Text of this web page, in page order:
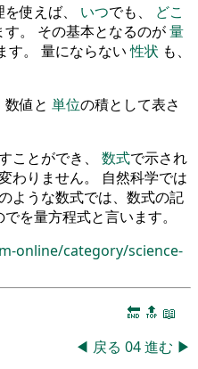
使えば、 いつでも、 どこ
。 その基本となるのが量
す。 量にならない性状 も、
値と 単位の積として表さ
ことができ、 数式で示され
わりません。 自然科学では
ような数式では、数式の記
を量方程式と言います。
online/category/science-
🔚 🔝 📖
◀ 戻る 04進む ▶